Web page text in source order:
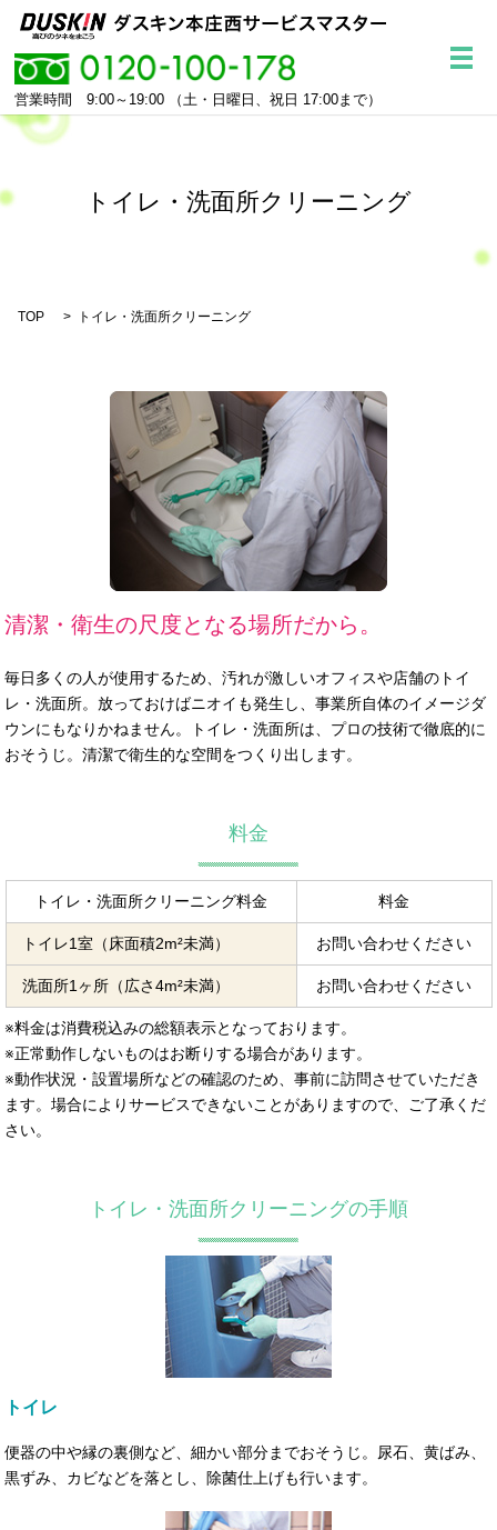
営業時間 9:00～19:00 （土・日曜日、祝日 17:00まで）
メ
トイレ・洗面所クリーニング
TOP トイレ・洗面所クリーニング
清潔・衛生の尺度となる場所だから。
毎日多くの人が使用するため、汚れが激しいオフィスや店舗のトイ
レ・洗面所。放っておけばニオイも発生し、事業所自体のイメージダ
ウンにもなりかねません。トイレ・洗面所は、プロの技術で徹底的に
おそうじ。清潔で衛生的な空間をつくり出します。
料金
トイレ・洗面所クリーニング料金 料金
トイレ1室（床面積2m²未満） お問い合わせください
洗面所1ヶ所（広さ4m²未満） お問い合わせください
※料金は消費税込みの総額表示となっております。
※正常動作しないものはお断りする場合があります。
※動作状況・設置場所などの確認のため、事前に訪問させていただき
ます。場合によりサービスできないことがありますので、ご了承くだ
さい。
トイレ・洗面所クリーニングの手順
トイレ
便器の中や縁の裏側など、細かい部分までおそうじ。尿石、黄ばみ、
黒ずみ、カビなどを落とし、除菌仕上げも行います。